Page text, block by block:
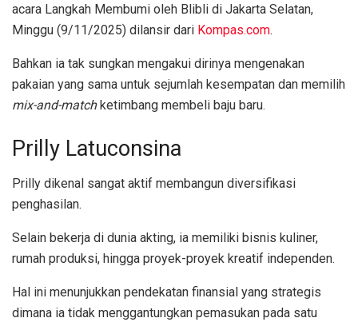
acara Langkah Membumi oleh Blibli di Jakarta Selatan,
Minggu (9/11/2025) dilansir dari Kompas.com.
Bahkan ia tak sungkan mengakui dirinya mengenakan
pakaian yang sama untuk sejumlah kesempatan dan memilih
mix-and-matchketimbang membeli baju baru.
Prilly Latuconsina
Prilly dikenal sangat aktif membangun diversifikasi
penghasilan.
Selain bekerja di dunia akting, ia memiliki bisnis kuliner,
rumah produksi, hingga proyek-proyek kreatif independen.
Hal ini menunjukkan pendekatan finansial yang strategis
dimana ia tidak menggantungkan pemasukan pada satu